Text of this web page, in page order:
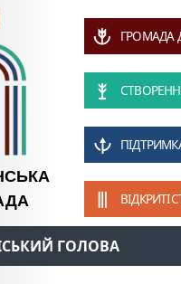
ГРОМАДА
ГОЛОВА